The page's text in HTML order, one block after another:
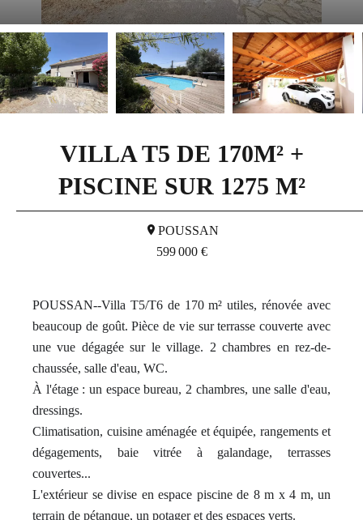
VILLA T5 DE 170M² +
PISCINE SUR 1275 M²
POUSSAN
599 000 €
POUSSAN--Villa T5/T6 de 170 m² utiles, rénovée avec
beaucoup de goût. Pièce de vie sur terrasse couverte avec
une vue dégagée sur le village. 2 chambres en rez-de-
chaussée, salle d'eau, WC.
À l'étage : un espace bureau, 2 chambres, une salle d'eau,
dressings.
Climatisation, cuisine aménagée et équipée, rangements et
dégagements, baie vitrée à galandage, terrasses
couvertes...
L'extérieur se divise en espace piscine de 8 m x 4 m, un
terrain de pétanque, un potager et des espaces verts.